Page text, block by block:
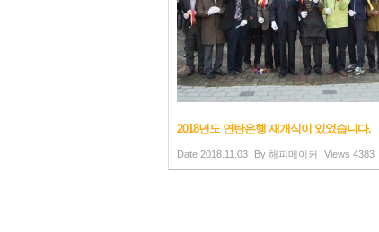
2018년도 연탄은행 재개식이 있었습니다.
Date 2018.11.03 By 해피메이커 Views 4383